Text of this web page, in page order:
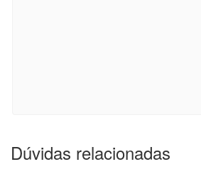
Dúvidas relacionadas